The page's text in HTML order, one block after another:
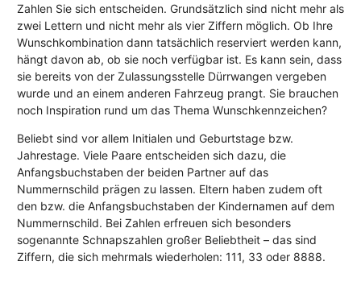
Zahlen Sie sich entscheiden. Grundsätzlich sind nicht mehr als
zwei Lettern und nicht mehr als vier Ziffern möglich. Ob Ihre
Wunschkombination dann tatsächlich reserviert werden kann,
hängt davon ab, ob sie noch verfügbar ist. Es kann sein, dass
sie bereits von der Zulassungsstelle Dürrwangen vergeben
wurde und an einem anderen Fahrzeug prangt. Sie brauchen
noch Inspiration rund um das Thema Wunschkennzeichen?
Beliebt sind vor allem Initialen und Geburtstage bzw.
Jahrestage. Viele Paare entscheiden sich dazu, die
Anfangsbuchstaben der beiden Partner auf das
Nummernschild prägen zu lassen. Eltern haben zudem oft
den bzw. die Anfangsbuchstaben der Kindernamen auf dem
Nummernschild. Bei Zahlen erfreuen sich besonders
sogenannte Schnapszahlen großer Beliebtheit – das sind
Ziffern, die sich mehrmals wiederholen: 111, 33 oder 8888.